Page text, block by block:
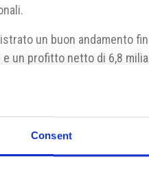
Consent
un buon andamento
e un profitto netto di 6,8
settore del gas con le
nel settore di stoccaggio di
www.ceps.cz